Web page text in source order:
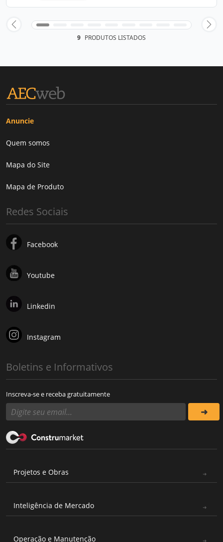
9 PRODUTOS LISTADOS
Anuncie
Quem somos
Mapa do Site
Mapa de Produto
Redes Sociais
Facebook
Youtube
Linkedin
Instagram
Boletins e Informativos
Inscreva-se e receba gratuitamente
Projetos e Obras
Inteligência de Mercado
Operação e Manutenção